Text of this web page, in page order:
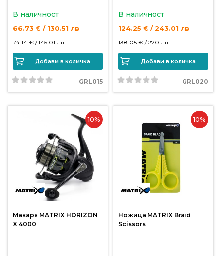
В наличност
66.73 € / 130.51 лв
74.14 € /145.01 лв
Добави в количка
GRL015
В наличност
124.25 € / 243.01 лв
138.05 € /270 лв
Добави в количка
GRL020
10%
Макара MATRIX HORIZON
X 4000
10%
Ножица MATRIX Braid
Scissors